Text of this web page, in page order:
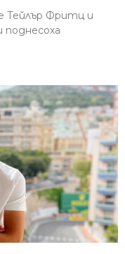
Тейлър Фритц и